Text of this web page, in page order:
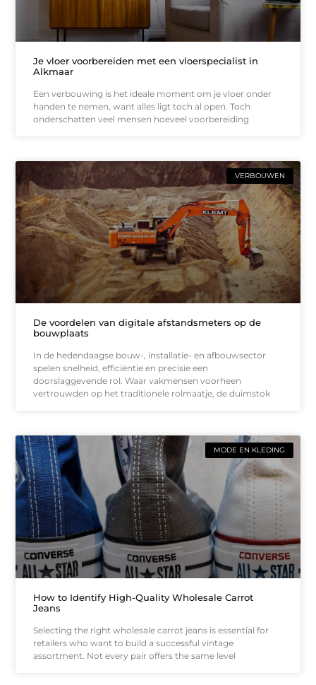
Je vloer voorbereiden met een vloerspecialist in
Alkmaar
Een verbouwing is het ideale moment om je vloer onder
handen te nemen, want alles ligt toch al open. Toch
onderschatten veel mensen hoeveel voorbereiding
VERBOUWEN
De voordelen van digitale afstandsmeters op de
bouwplaats
In de hedendaagse bouw-, installatie- en afbouwsector
spelen snelheid, efficiëntie en precisie een
doorslaggevende rol. Waar vakmensen voorheen
vertrouwden op het traditionele rolmaatje, de duimstok
MODE EN KLEDING
How to Identify High-Quality Wholesale Carrot
Jeans
Selecting the right wholesale carrot jeans is essential for
retailers who want to build a successful vintage
assortment. Not every pair offers the same level